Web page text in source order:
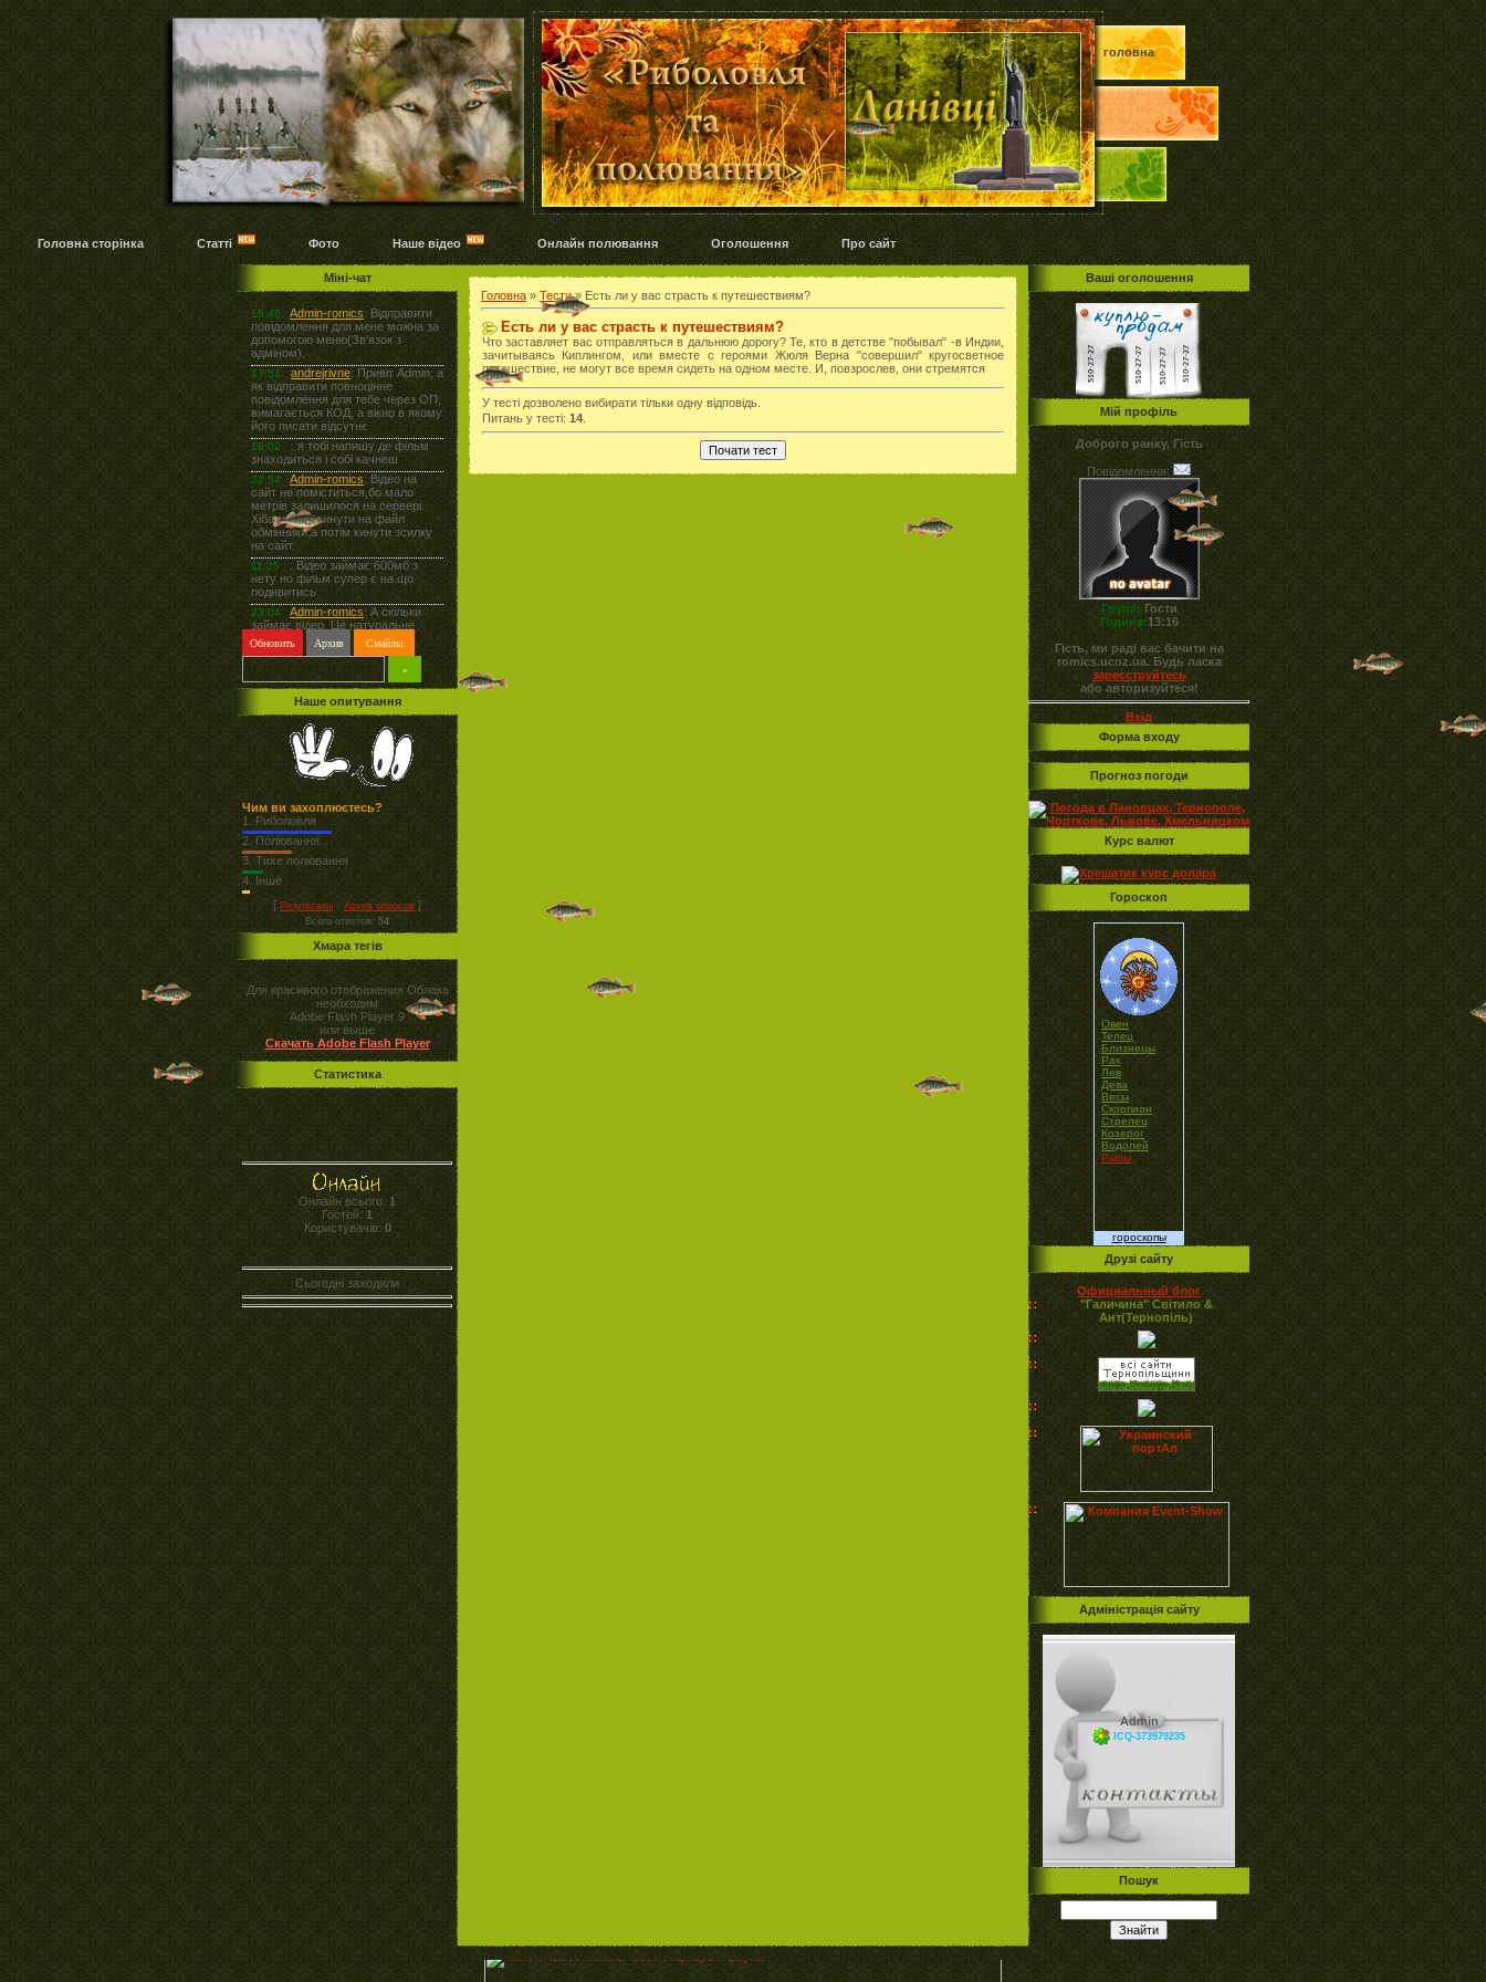
головна
Головна сторінка Статті Фото Наше відео Онлайн полювання Оголошення Про сайт
Міні-чат
Наше опитування
Чим ви захоплюєтесь?
1. Риболовля
2. Полювання
3. Тихе полювання
4. Інше
[ Результаты · Архив опросов ]
Всего ответов: 54
Хмара тегів
Для красивого отображения Облака
необходим
Adobe Flash Player 9
или выше
Скачать Adobe Flash Player
Статистика
Онлайн всього: 1
Гостей: 1
Користувачів: 0
Сьогодні заходили
Головна » Тести» Есть ли у вас страсть к путешествиям?
Есть ли у вас страсть к путешествиям?
Что заставляет вас отправляться в дальнюю дорогу? Те, кто в детстве "побывал" -в Индии,
зачитываясь Киплингом, или вместе с героями Жюля Верна "совершил" кругосветное
путешествие, не могут все время сидеть на одном месте. И, повзрослев, они стремятся
У тесті дозволено вибирати тільки одну відповідь.
Питань у тесті: 14
Ваші оголошення
Мій профіль
Доброго ранку, Гість
Повідомлення:
Група: Гости
Година:13:16
Гість, ми раді вас бачити на
romics.ucoz.ua. Будь ласка
зареєструйтесь
або авторизуйтеся!
Вхід
Форма входу
Прогноз погоди
Курс валют
Гороскоп
Овен
Телец
Близнецы
Рак
Лев
Дева
Весы
Скорпион
Стрелец
Козерог
Водолей
Рыбы
гороскопы
Друзі сайту
Официальный блог
"Галичина" Світило &
Ант(Тернопіль)
Адміністрація сайту
Admin
ICQ-373979235
Пошук